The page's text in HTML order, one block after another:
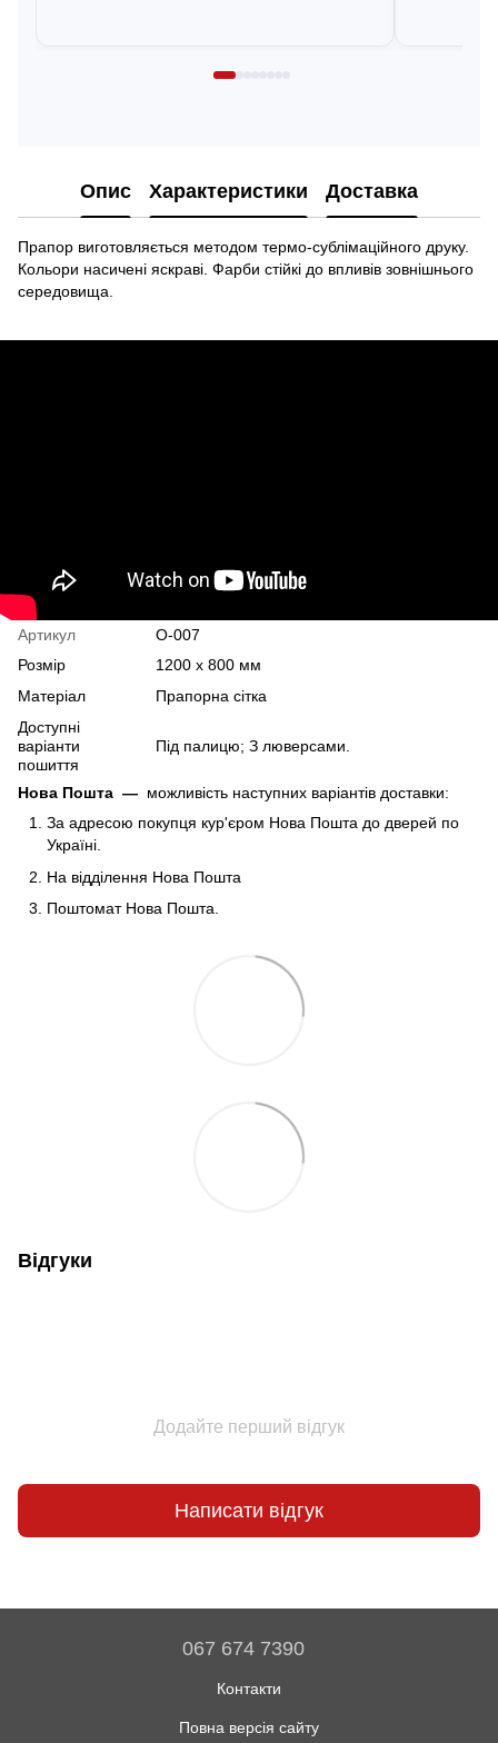
Опис Характеристики Доставка
Прапор виготовляється методом термо-сублімаційного друку.
Кольори насичені яскраві. Фарби стійкі до впливів зовнішнього
середовища.
Артикул
О-007
Розмір
1200 х 800 мм
Матеріал
Прапорна сітка
Доступні
варіанти
пошиття
Під палицю; З люверсами.
Нова Пошта — можливість наступних варіантів доставки:
За адресою покупця кур'єром Нова Пошта до дверей по
Україні.
На відділення Нова Пошта
Поштомат Нова Пошта.
Відгуки
Додайте перший відгук
Написати відгук
067 674 7390
Контакти
Повна версія сайту